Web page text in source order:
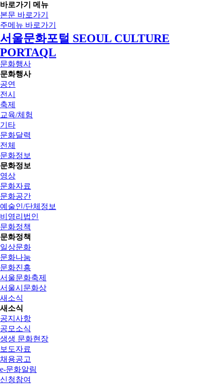
바로가기 메뉴
본문 바로가기
주메뉴 바로가기
서울문화포털 SEOUL CULTURE
PORTAQL
문화행사
문화행사
공연
전시
축제
교육/체험
기타
문화달력
전체
문화정보
문화정보
영상
문화자료
문화공간
예술인/단체정보
비영리법인
문화정책
문화정책
일상문화
문화나눔
문화진흥
서울문화축제
서울시문화상
새소식
새소식
공지사항
공모소식
생생 문화현장
보도자료
채용공고
e-문화알림
신청참여